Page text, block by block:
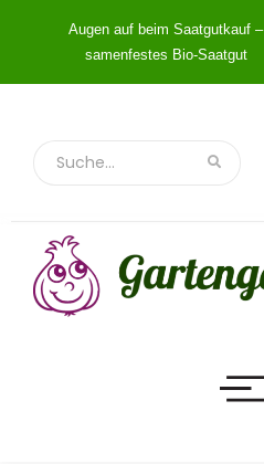
Augen auf beim Saatgutkauf –
samenfestes Bio-Saatgut